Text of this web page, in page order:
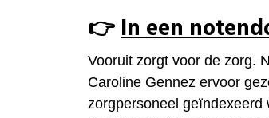
👉In een
Vooruit zorgt voor de zorg.
Caroline Gennez ervoor
zorgpersoneel geïndexeerd